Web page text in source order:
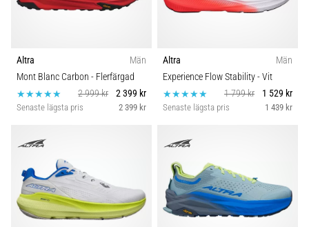
Altra
Män
Mont Blanc Carbon - Flerfärgad
2 999 kr
2 399 kr
Senaste lägsta pris 2 399 kr
Altra
Män
Experience Flow Stability- Vit
1 799 kr
1 529 kr
Senaste lägsta pris 1 439 kr